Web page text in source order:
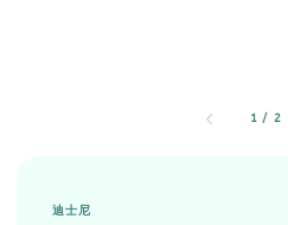
1 / 2
迪士尼